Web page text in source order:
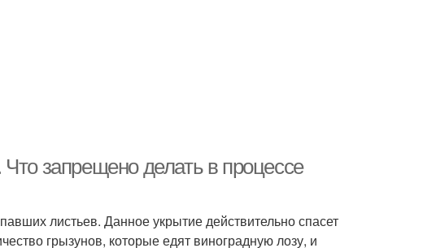
запрещено делать в процессе
листьев. Данное укрытие действительно спасет
грызунов, которые едят виноградную лозу, и